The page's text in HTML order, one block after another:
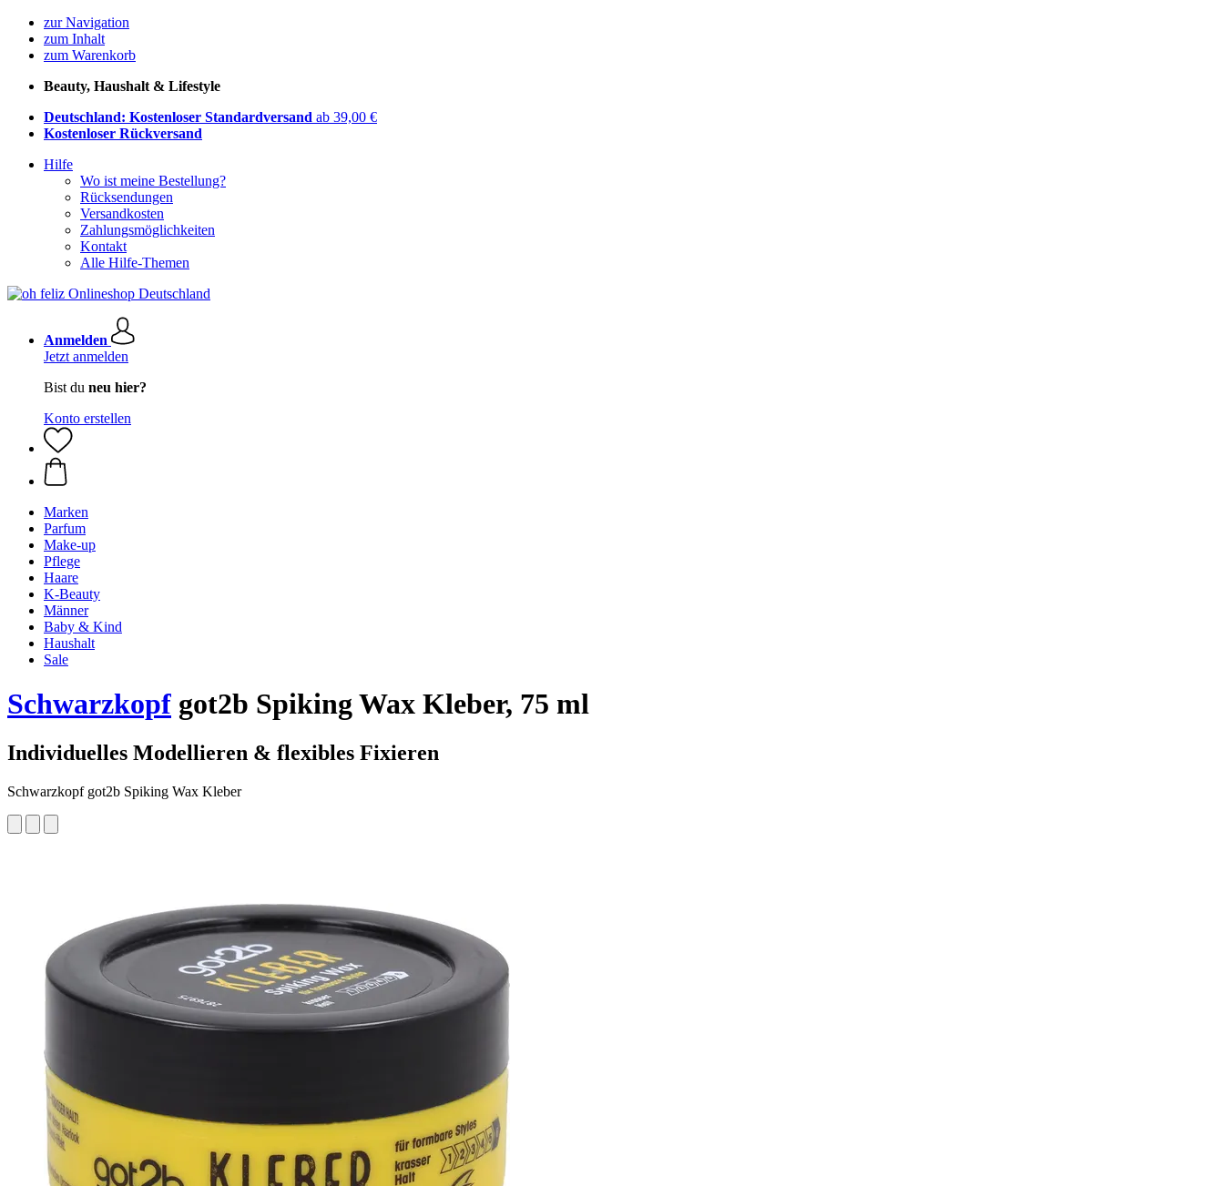
zur Navigation
zum Inhalt
zum Warenkorb
Beauty, Haushalt & Lifestyle
Deutschland: Kostenloser Standardversand ab 39,00 €
Kostenloser Rückversand
Hilfe
Wo ist meine Bestellung?
Rücksendungen
Versandkosten
Zahlungsmöglichkeiten
Kontakt
Alle Hilfe-Themen
Anmelden
Jetzt anmelden
Bist du neu hier?
Konto erstellen
Marken
Parfum
Make-up
Pflege
Haare
K-Beauty
Männer
Baby & Kind
Haushalt
Sale
Schwarzkopf got2b Spiking Wax Kleber, 75 ml
Individuelles Modellieren & flexibles Fixieren
Schwarzkopf got2b Spiking Wax Kleber